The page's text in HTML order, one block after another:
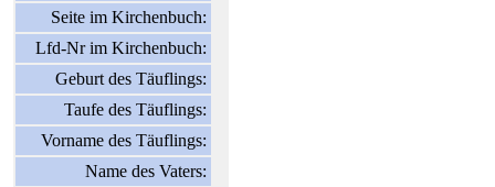
Seite im Kirchenbuch:
Lfd-Nr im Kirchenbuch:
Geburt des Täuflings:
Taufe des Täuflings:
Vorname des Täuflings:
Name des Vaters: